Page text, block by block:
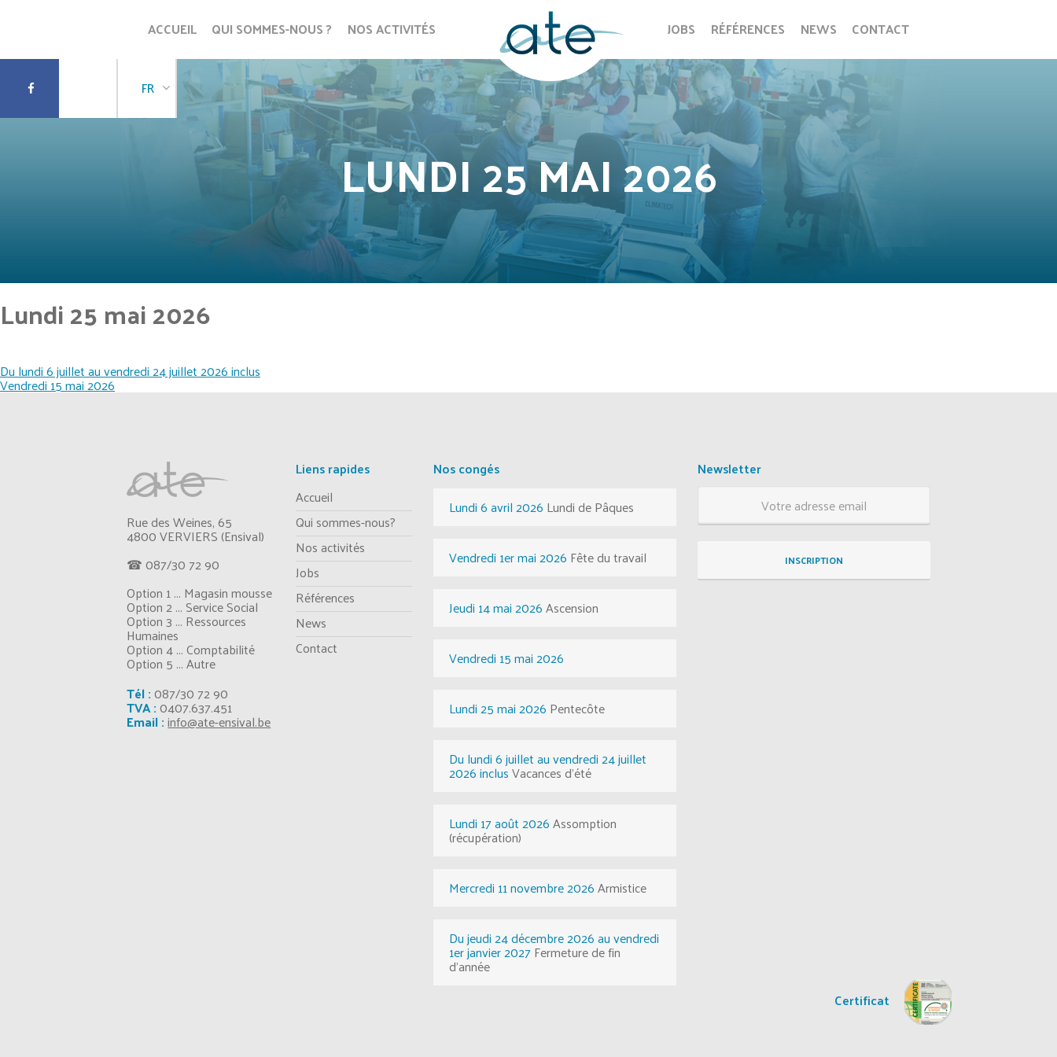
LUNDI 25 MAI 2026
FR
ACCUEIL QUI SOMMES-NOUS ? NOS ACTIVITÉS JOBS RÉFÉRENCES NEWS CONTACT
Lundi 25 mai 2026
Navigation
de
Du lundi 6 juillet au vendredi 24 juillet 2026 inclus
Vendredi 15 mai 2026
Rue des Weines, 65
4800 VERVIERS (Ensival)
☎ 087/30 72 90
Option 1 ... Magasin mousse
Option 2 ... Service Social
Option 3 ... Ressources
Humaines
Option 4 ... Comptabilité
Option 5 ... Autre
Tél :087/30 72 90
TVA :0407.637.451
Email :info@ate-ensival.be
Liens rapides
Accueil
Qui sommes-nous?
Nos activités
Jobs
Références
News
Contact
Nos congés
Lundi 6 avril 2026 Lundi de Pâques
Vendredi 1er mai 2026 Fête du travail
Jeudi 14 mai 2026Ascension
Vendredi 15 mai 2026
Lundi 25 mai 2026 Pentecôte
Du lundi 6 juillet au vendredi 24 juillet
2026 inclusVacances d'été
Lundi 17 août 2026Assomption
(récupération)
Mercredi 11 novembre 2026Armistice
Du jeudi 24 décembre 2026 au vendredi
1er janvier 2027Fermeture de fin
d'année
Newsletter
Certificat